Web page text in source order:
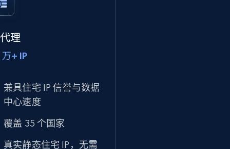
理
+ IP
兼具住宅 IP 信誉与数据
中心速度
覆盖 35 个国家
真实静态住宅 IP，无需